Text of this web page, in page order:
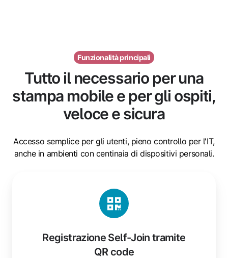
Funzionalità principali
Tutto il necessario per una
stampa mobile e per gli ospiti,
veloce e sicura
Accesso semplice per gli utenti, pieno controllo per l'IT,
anche in ambienti con centinaia di dispositivi personali.
Registrazione Self-Join tramite
QR code
Self-
Join
tramite
code